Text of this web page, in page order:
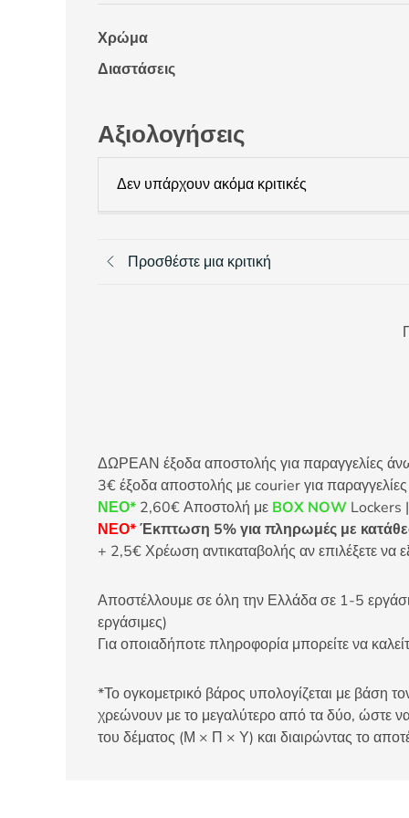
Χρώμα
Διαστάσεις
Αξιολογήσεις
Δεν υπάρχουν ακόμα κριτικές
Προσθέστε μια κριτική
ΔΩΡΕΑΝ έξοδα αποστολής για παραγγελίες
3€ έξοδα αποστολής με courier για
ΝΕΟ* 2,60€ Αποστολή με BOX NOW Lockers
ΝΕΟ*Έκπτωση 5% για πληρωμές με
+ 2,5€ Χρέωση αντικαταβολής αν επιλέξετε να
Αποστέλλουμε σε όλη την Ελλάδα σε 1-5
εργάσιμες)
Για οποιαδήποτε πληροφορία μπορείτε να
*Το ογκομετρικό βάρος υπολογίζεται με βάση
χρεώνουν με το μεγαλύτερο από τα δύο, ώστε να
του δέματος (Μ × Π × Υ) και διαιρώντας το